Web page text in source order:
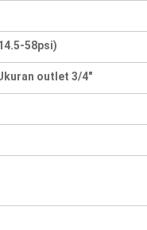
58psi)
outlet 3/4"